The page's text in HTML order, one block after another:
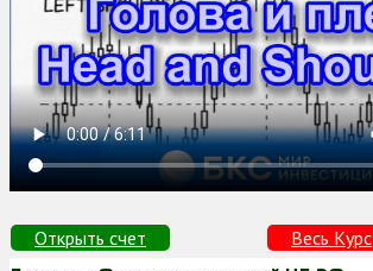
Открыть счет Весь Курс